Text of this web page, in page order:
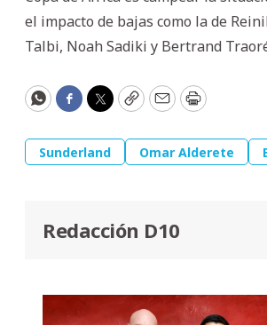
el impacto de bajas como la de
Talbi, Noah Sadiki y Bertrand
WhatsApp
Facebook
Twitter
CopyEmailPrint
Sunderland Omar Alderete
Redacción D10